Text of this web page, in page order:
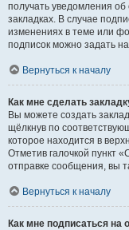
получать уведомления
закладках. В случае
изменениях в теме или
подписок можно задать
Вернуться к началу
Как мне сделать
Вы можете создать
щёлкнув по
которое находится в
Отметив галочкой пункт
отправке сообщения, вы
Вернуться к началу
Как мне подписаться